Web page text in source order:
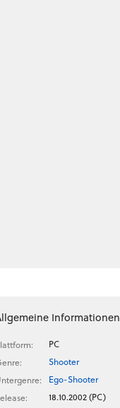
Informationen
PC
Shooter
Ego-Shooter
18.10.2002 (PC)